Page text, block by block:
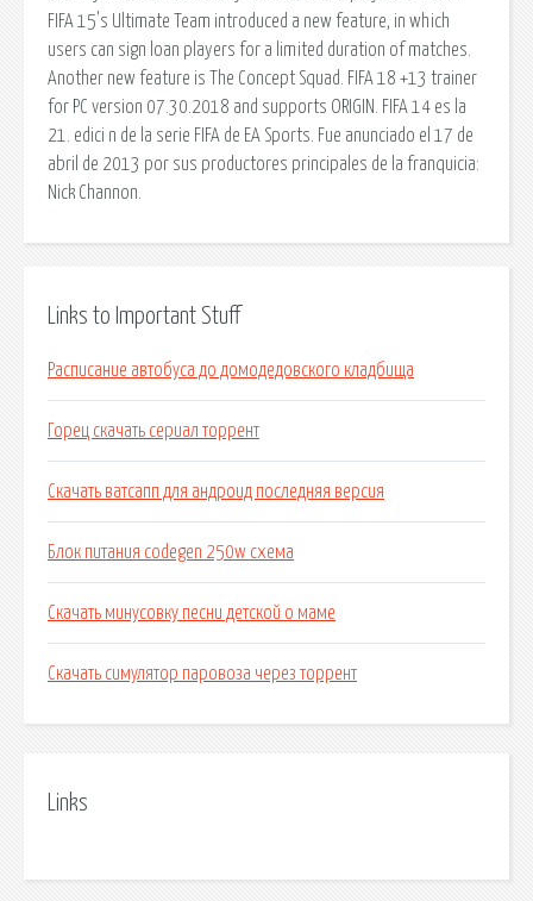
FIFA 15's Ultimate Team introduced a new feature, in which
users can sign loan players for a limited duration of matches.
Another new feature is The Concept Squad. FIFA 18 +13 trainer
for PC version 07.30.2018 and supports ORIGIN. FIFA 14 es la
21. edici n de la serie FIFA de EA Sports. Fue anunciado el 17 de
abril de 2013 por sus productores principales de la franquicia:
Nick Channon.
Links to Important Stuff
Расписание автобуса до домодедовского кладбища
Горец скачать сериал торрент
Скачать ватсапп для андроид последняя версия
Блок питания codegen 250w схема
Скачать минусовку песни детской о маме
Скачать симулятор паровоза через торрент
Links